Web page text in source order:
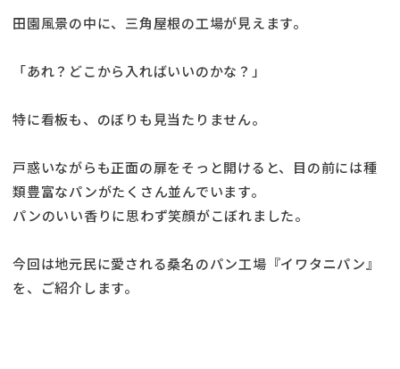
田園風景の中に、三角屋根の工場が見えます。
「あれ？どこから入ればいいのかな？」
特に看板も、のぼりも見当たりません。
戸惑いながらも正面の扉をそっと開けると、目の前には種
類豊富なパンがたくさん並んでいます。
パンのいい香りに思わず笑顔がこぼれました。
今回は地元民に愛される桑名のパン工場『イワタニパン』
を、ご紹介します。